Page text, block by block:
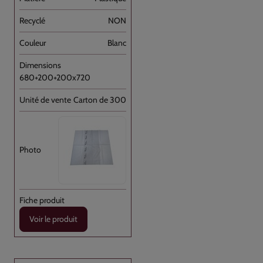
NON
Blanc
680+200+200x720
Carton de 300
Voir le produit